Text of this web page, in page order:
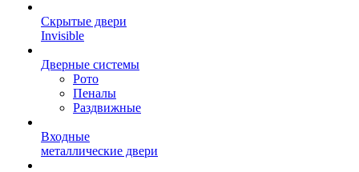
Скрытые двери
Invisible
Дверные системы
Рото
Пеналы
Раздвижные
Входные
металлические двери